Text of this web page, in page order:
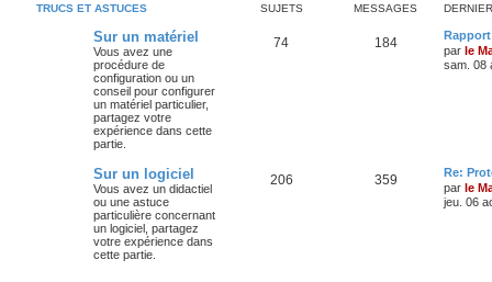
TRUCS ET ASTUCES SUJETS MESSAGES
Sur un matériel
Vous avez une
procédure de
configuration ou un
conseil pour configurer
un matériel particulier,
partagez votre
expérience dans cette
partie.
74 184
par le
sam. 08
Sur un logiciel
Vous avez un didactiel
ou une astuce
particulière concernant
un logiciel, partagez
votre expérience dans
cette partie.
206 359
Re:
par le
jeu. 06